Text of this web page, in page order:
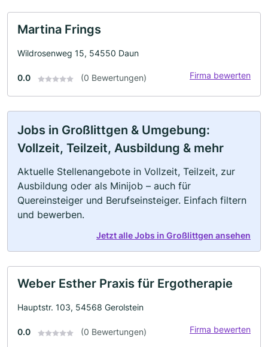
Martina Frings
Wildrosenweg 15, 54550 Daun
0.0 (0 Bewertungen) Firma bewerten
Jobs in Großlittgen & Umgebung:
Vollzeit, Teilzeit, Ausbildung & mehr
Aktuelle Stellenangebote in Vollzeit, Teilzeit, zur
Ausbildung oder als Minijob – auch für
Quereinsteiger und Berufseinsteiger. Einfach filtern
und bewerben.
Jetzt alle Jobs in Großlittgen ansehen
Weber Esther Praxis für Ergotherapie
Hauptstr. 103, 54568 Gerolstein
0.0 (0 Bewertungen) Firma bewerten